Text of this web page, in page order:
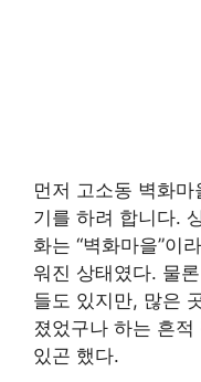
먼저 고소동 벽화
기를 하려 합니다.
화는 “벽화마을”이
워진 상태였다. 물
들도 있지만, 많은
졌었구나 하는 흔
있곤 했다.